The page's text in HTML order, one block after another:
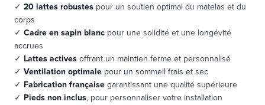
✓ 20 lattes robustes pour un soutien optimal du matelas et du
corps
✓ Cadre en sapin blanc pour une solidité et une longévité
accrues
✓ Lattes activesoffrant un maintien ferme et personnalisé
✓ Ventilation optimale pour un sommeil frais et sec
✓ Fabrication françaisegarantissant une qualité supérieure
✓ Pieds non inclus, pour personnaliser votre installation